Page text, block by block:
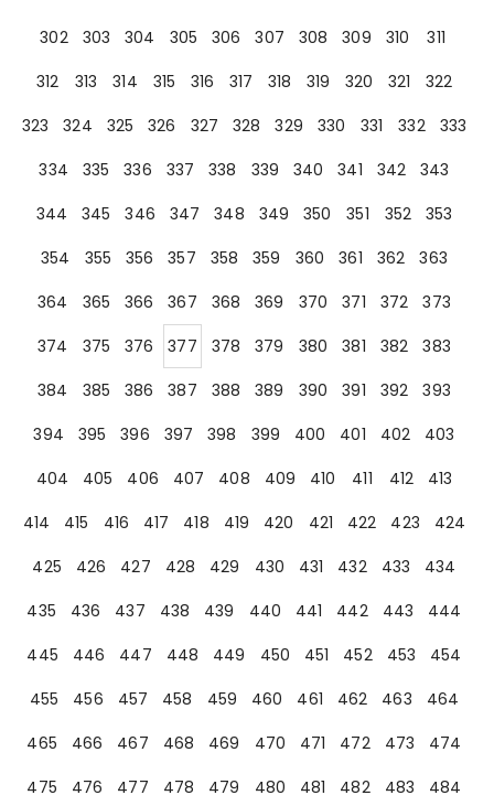
302
303 304 305 306 307 308 309 310
311
312
313 314 315 316 317 318 319 320 321
322
323
324 325 326 327 328 329 330 331 332
333
334
335 336 337 338 339 340 341 342
343
344
345 346 347 348 349 350 351 352
353
354
355 356 357 358 359 360 361 362
363
364
365 366 367 368 369 370 371 372
373
374
375 376 377 378 379 380 381 382
383
384
385 386 387 388 389 390 391 392
393
394
395 396 397 398 399 400 401 402
403
404
405 406 407 408 409 410 411 412
413
414
415 416 417 418 419 420 421 422 423
424
425
426 427 428 429 430 431 432 433
434
435
436 437 438 439 440 441 442 443
444
445
446 447 448 449 450 451 452 453
454
455
456 457 458 459 460 461 462 463
464
465
466 467 468 469 470 471 472 473
474
475
476 477 478 479 480 481 482 483
484